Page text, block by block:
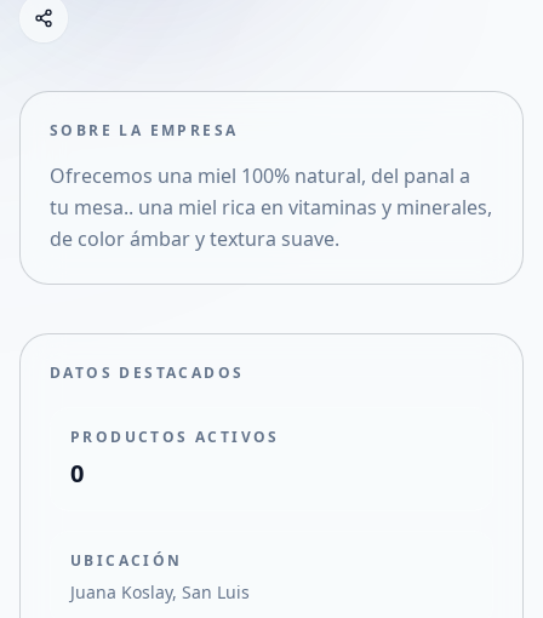
Compartir empresa
Compartir en X
SOBRE LA EMPRESA
Ofrecemos una miel 100% natural, del panal a
tu mesa.. una miel rica en vitaminas y minerales,
de color ámbar y textura suave.
DATOS DESTACADOS
PRODUCTOS ACTIVOS
0
UBICACIÓN
Juana Koslay, San Luis